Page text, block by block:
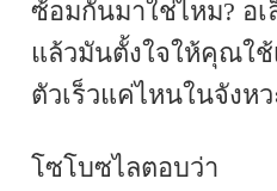
ซ้อมกันมาใช่ไหม? อ
แล้วมันตั้งใจให้คุณใ
ตัวเร็วแค่ไหนในจังห
โซโบซไลตอบว่า